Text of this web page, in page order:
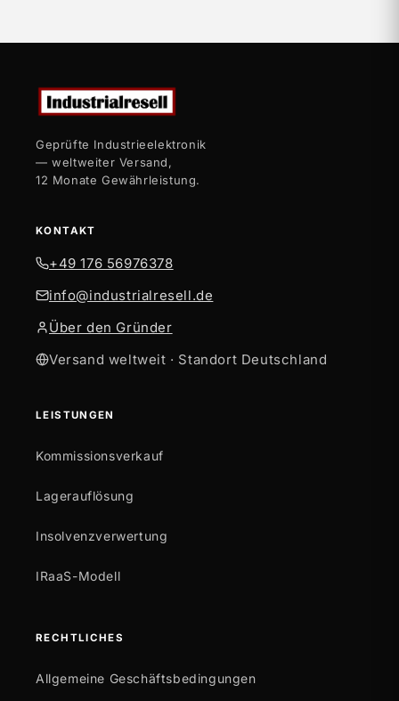
Geprüfte Industrieelektronik
— weltweiter Versand,
12 Monate Gewährleistung.
KONTAKT
+49 176 56976378
info@industrialresell.de
Über den Gründer
Versand weltweit · Standort Deutschland
LEISTUNGEN
Kommissionsverkauf
Lagerauflösung
Insolvenzverwertung
IRaaS-Modell
RECHTLICHES
Allgemeine Geschäftsbedingungen